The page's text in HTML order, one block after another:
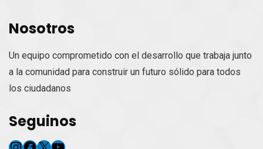
Nosotros
Un equipo comprometido con el desarrollo que trabaja junto
a la comunidad para construir un futuro sólido para todos
los ciudadanos
Seguinos